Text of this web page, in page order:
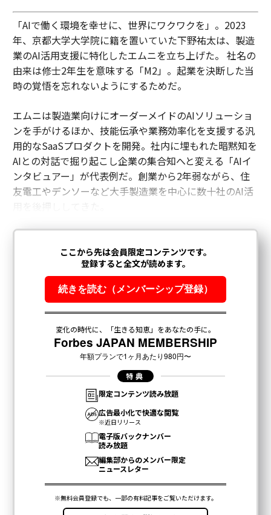
「AIで働く環境を幸せに、世界にワクワクを」。2023
年、京都大学大学院に籍を置いていた下野祐太は、製造
業のAI活用支援に特化したエムニを立ち上げた。 社名の
由来は修士2年生を意味する「M2」。起業を決断した当
時の覚悟を忘れないようにするためだ。
エムニは製造業向けにオーダーメイドのAIソリューショ
ンを手がけるほか、技能伝承や業務効率化を支援する汎
用的なSaaSプロダクトを開発。社内に埋もれた暗黙知を
AIとの対話で掘り起こし企業の集合知へと変える「AIイ
ンタビュアー」が代表例だ。創業から2年弱ながら、住
友電工やデンソーなど大手製造業を中心に数十社のAI活